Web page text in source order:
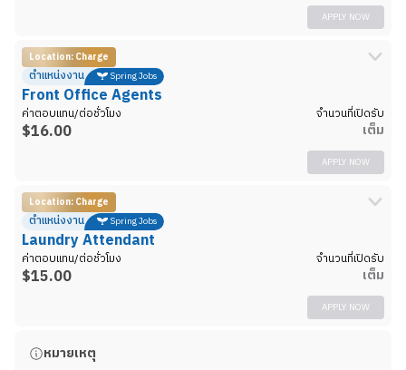
APPLY NOW
รายละเอียดงาน
รบกวนสอบถามข้อมูลเพิ่มเติมกับทีมงาน New Step
Location: Charge
ตำแหน่งงาน Spring Jobs
Front Office Agents
ค่าตอบแทน/ต่อชั่วโมง
$16.00
จำนวนที่เปิดรับ
เต็ม
APPLY NOW
รายละเอียดงาน
รบกวนสอบถามข้อมูลเพิ่มเติมกับทีมงาน New Step
Location: Charge
ตำแหน่งงาน Spring Jobs
Laundry Attendant
ค่าตอบแทน/ต่อชั่วโมง
$15.00
จำนวนที่เปิดรับ
เต็ม
APPLY NOW
รายละเอียดงาน
หมายเหตุ